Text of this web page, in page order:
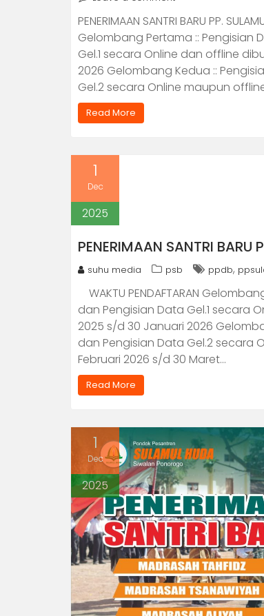
PENERIMAAN SANTRI BARU PP.
Gelombang Pertama :: Pengisian
Gel.1 secara Online dan offline
2026 Gelombang Kedua ::
Gel.2 secara Online maupun
Read More
1
Dec
2025
PENERIMAAN SANTRI
suhu media psb ppdb,
WAKTU PENDAFTARAN
dan Pengisian Data Gel.1 secara
2025 s/d 30 Januari 2026
dan Pengisian Data Gel.2 secara
Februari 2026 s/d 30 Maret…
Read More
1
Dec
2025